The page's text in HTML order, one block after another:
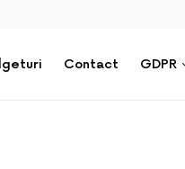
Contact GDPR